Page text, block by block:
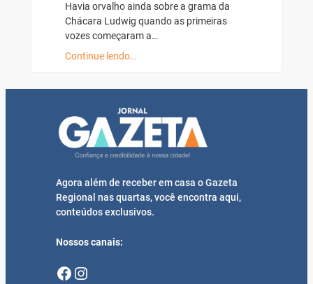
Havia orvalho ainda sobre a grama da
Chácara Ludwig quando as primeiras
vozes começaram a…
Continue lendo…
Agora além de receber em casa o Gazeta
Regional nas quartas, você encontra aqui,
conteúdos exclusivos.
Nossos canais:
Facebook Instagram